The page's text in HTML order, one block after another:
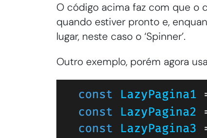
O código acima faz com que o
quando estiver pronto e,
lugar, neste caso o ‘Spinner’.
Outro exemplo, porém agora